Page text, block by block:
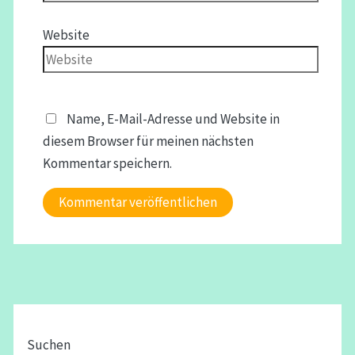
Website
Name, E-Mail-Adresse und Website in
diesem Browser für meinen nächsten
Kommentar speichern.
Suchen